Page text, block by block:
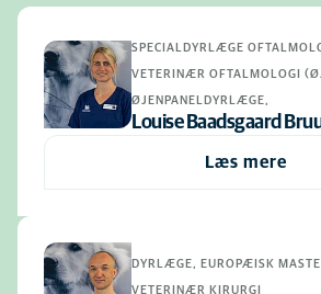
SPECIALDYRLÆGE
VETERINÆR OFTALMOLOGI
ØJENPANELDYRLÆGE,
Louise Baadsgaard
Læs mere
DYRLÆGE, EUROPÆISK
VETERINÆR KIRURGI